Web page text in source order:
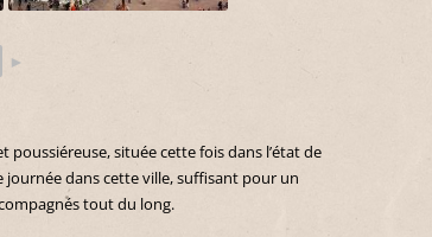
►
poussiéreuse, située cette fois dans l’état de
journée dans cette ville, suffisant pour un
tout du long.